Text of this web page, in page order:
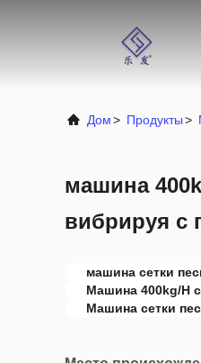
Дом> Продукты>
машина
вибрируя с
машина сетки
Машина 400kg/H
Машина сетки